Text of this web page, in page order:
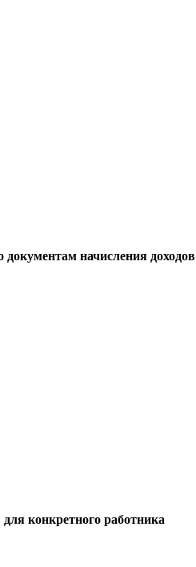
начисления доходов
конкретного работника